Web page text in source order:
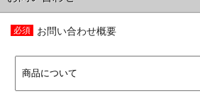
お問い合わせ概要